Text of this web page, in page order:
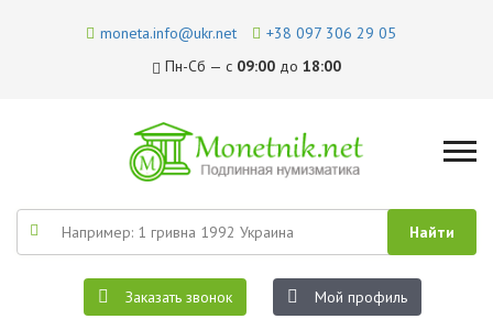
moneta.info@ukr.net
+38 097 306 29 05
Пн-Сб — с 09:00 до 18:00
Заказать звонок Мой профиль